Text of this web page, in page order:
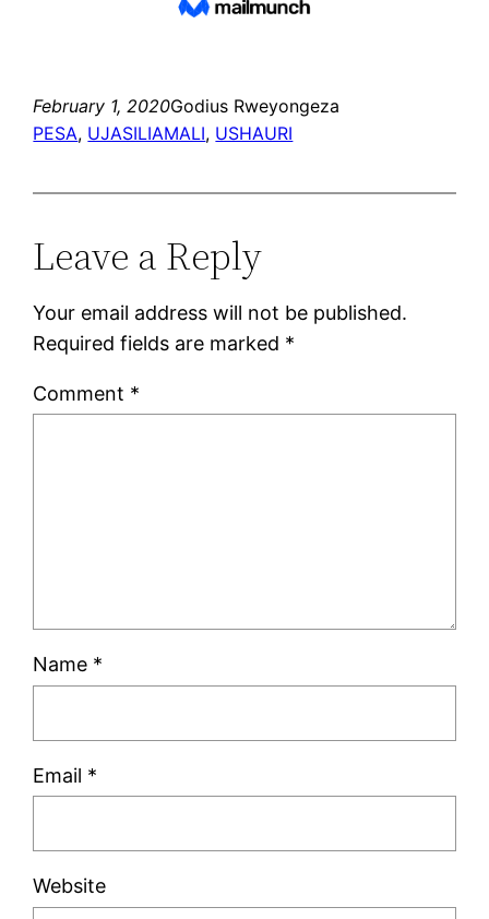
February 1, 2020Godius Rweyongeza
PESA, UJASILIAMALI, USHAURI
Leave a Reply
Your email address will not be published.
Required fields are marked *
Comment *
Name *
Email *
Website